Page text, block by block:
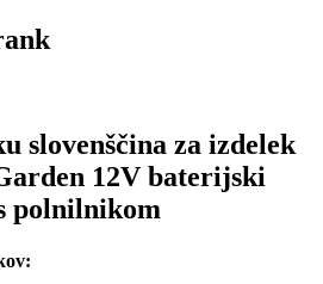
slovenščina za izdelek
12V baterijski
polnilnikom